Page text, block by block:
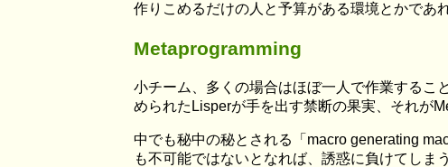
作りこめるだけの人と予算がある環境とかであ
Metaprogramming
小チーム、多くの場合はほぼ一人で作業する
められたLisperが手を出す禁断の果実、それが
中でも秘中の秘とされる「macro generating
も不可能ではないとなれば、誘惑に負けてしま